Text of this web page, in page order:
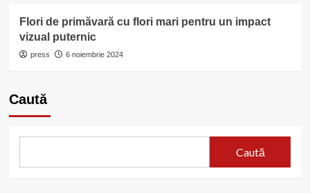
Flori de primăvară cu flori mari pentru un impact
vizual puternic
press 6 noiembrie 2024
Caută
Caută